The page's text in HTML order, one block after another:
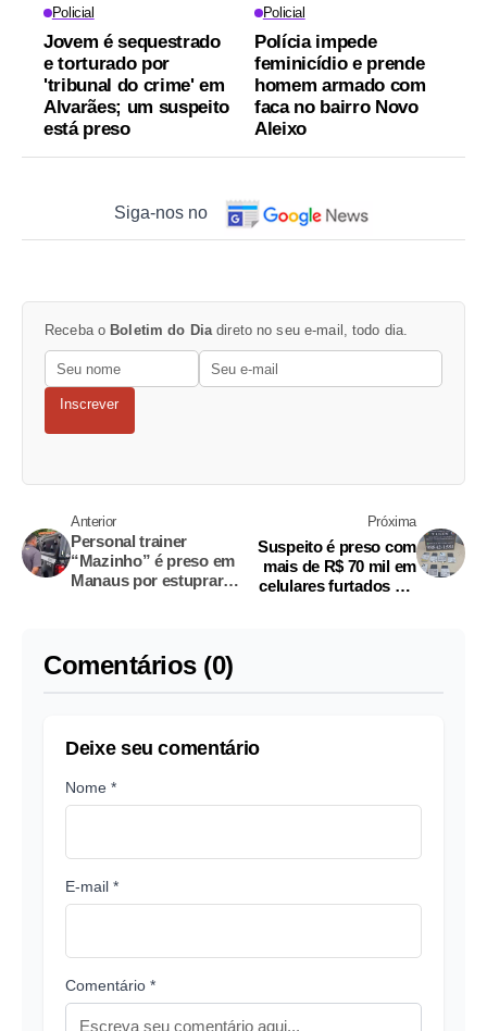
Policial
Jovem é sequestrado
e torturado por
'tribunal do crime' em
Alvarães; um suspeito
está preso
Policial
Polícia impede
feminicídio e prende
homem armado com
faca no bairro Novo
Aleixo
Siga-nos no
Receba o Boletim do Dia direto no seu e-mail, todo dia.
Inscrever
Anterior
Personal trainer
“Mazinho” é preso em
Manaus por estuprar
Próxima
Suspeito é preso com
mais de R$ 70 mil em
celulares furtados em
Comentários (0)
Deixe seu comentário
Nome *
E-mail *
Comentário *